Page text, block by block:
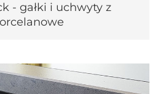
- gałki i uchwyty z